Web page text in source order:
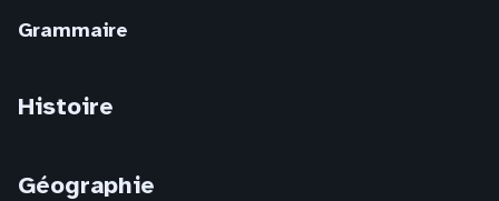
Grammaire
Histoire
Géographie